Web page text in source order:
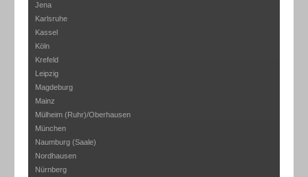
Jena
Karlsruhe
Kassel
Köln
Krefeld
Leipzig
Magdeburg
Mainz
Mülheim (Ruhr)/Oberhausen
München
Naumburg (Saale)
Nordhausen
Nürnberg